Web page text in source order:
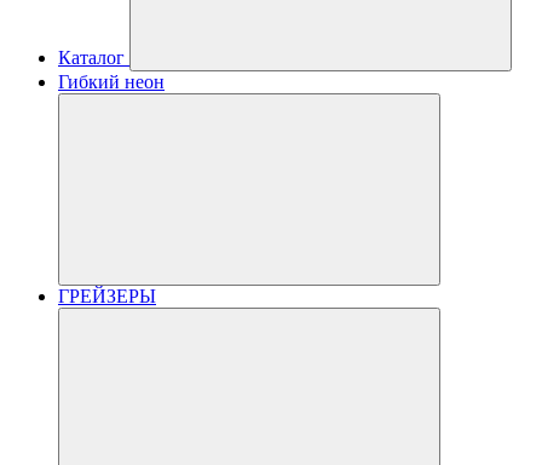
Каталог
Гибкий неон
ГРЕЙЗЕРЫ